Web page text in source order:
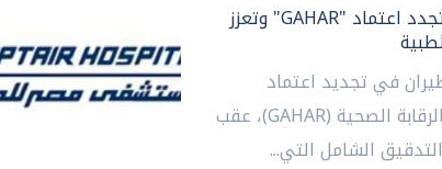
مستشفى مصر للطيران تجدد اعتماد "GAHAR" وتعزز
في تجديد اعتماد
الهيئة العامة للاعتماد والرقابة الصحية (GAHAR)، عقب
الشامل التي...